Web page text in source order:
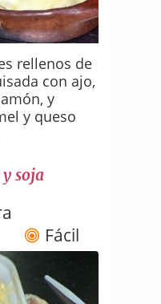
rellenos de
con ajo,
y
y queso
soja
Fácil